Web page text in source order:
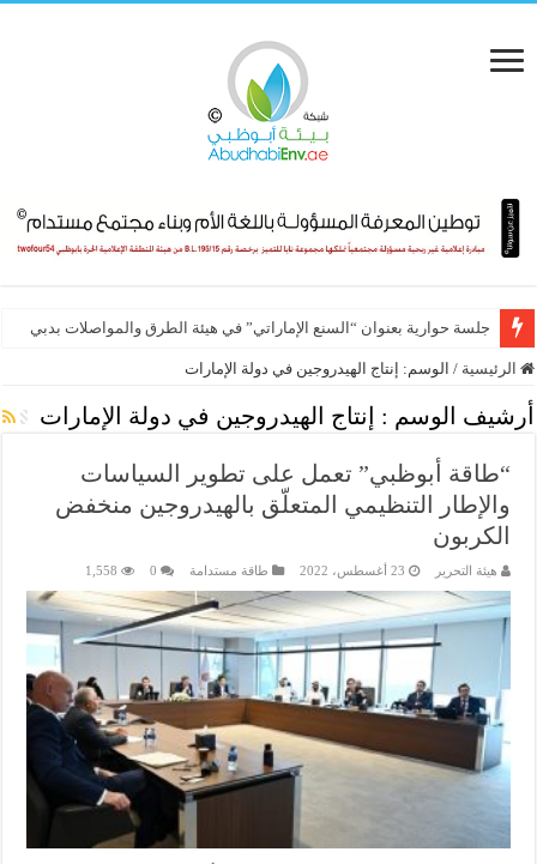
جلسة حوارية بعنوان “السنع الإماراتي” في هيئة الطرق والمواصلات بدبي
الرئيسية / الوسم: إنتاج الهيدروجين في دولة الإمارات
أرشيف الوسم : إنتاج الهيدروجين في دولة الإمارات
“طاقة أبوظبي” تعمل على تطوير السياسات
والإطار التنظيمي المتعلّق بالهيدروجين منخفض
الكربون
هيئة التحرير 23 أغسطس، 2022 طاقة مستدامة 0
1,558